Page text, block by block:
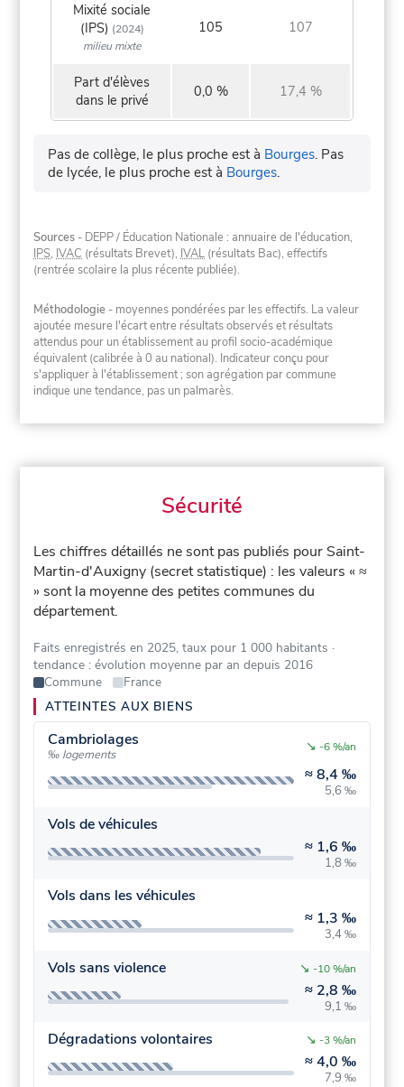
Mixité sociale
(IPS) (2024)
milieu mixte
105 107
Part d'élèves
dans le privé
0,0 % 17,4 %
Pas de collège, le plus proche est à Bourges. Pas
de lycée, le plus proche est à Bourges.
Sources - DEPP / Éducation Nationale : annuaire de l'éducation,
IPS, IVAC (résultats Brevet), IVAL (résultats Bac), effectifs
(rentrée scolaire la plus récente publiée).
Méthodologie - moyennes pondérées par les effectifs. La valeur
ajoutée mesure l'écart entre résultats observés et résultats
attendus pour un établissement au profil socio-académique
équivalent (calibrée à 0 au national). Indicateur conçu pour
s'appliquer à l'établissement ; son agrégation par commune
indique une tendance, pas un palmarès.
Sécurité
Les chiffres détaillés ne sont pas publiés pour Saint-
Martin-d'Auxigny (secret statistique) : les valeurs « ≈
» sont la moyenne des petites communes du
département.
Faits enregistrés en 2025, taux pour 1 000 habitants ·
tendance : évolution moyenne par an depuis 2016
Commune
France
ATTEINTES AUX BIENS
Cambriolages
‰ logements
≈8,4 ‰
5,6 ‰
↘ -6 %/an
Vols de véhicules
≈ 1,6 ‰
1,8 ‰
Vols dans les véhicules
≈ 1,3 ‰
3,4 ‰
Vols sans violence
≈ 2,8 ‰
9,1 ‰
↘ -10 %/an
Dégradations volontaires
≈4,0 ‰
7,9 ‰
↘ -3 %/an